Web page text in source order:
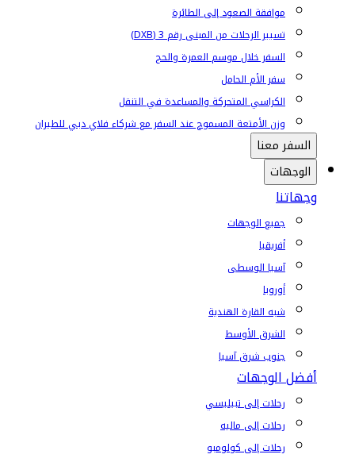
موافقة الصعود إلى الطائرة
تسيير الرحلات من المبنى رقم 3 (DXB)
السفر خلال موسم العمرة والحج
سفر الأم الحامل
الكراسي المتحركة والمساعدة في التنقل
وزن الأمتعة المسموح عند السفر مع شركاء فلاي دبي للطيران
السفر معنا
الوجهات
وجهاتنا
جميع الوجهات
أفريقيا
آسيا الوسطى
أوروبا
شبه القارة الهندية
الشرق الأوسط
جنوب شرق آسيا
أفضل الوجهات
رحلات إلى تبيليسي
رحلات إلى ماليه
رحلات إلى كولومبو